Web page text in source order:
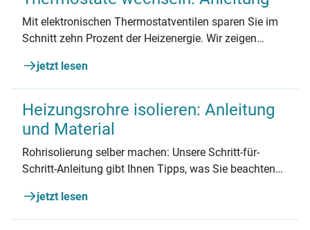
Mit elektronischen Thermostatventilen sparen Sie im
Schnitt zehn Prozent der Heizenergie. Wir zeigen
wechseln.
jetzt lesen
Heizungsrohre isolieren: Anleitung
und Material
Rohrisolierung selber machen: Unsere Schritt-für-
Schritt-Anleitung gibt Ihnen Tipps, was Sie beachten
jetzt lesen